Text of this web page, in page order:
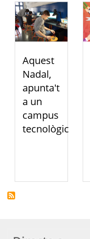
Aquest
Nadal,
apunta't
a un
campus
tecnològic